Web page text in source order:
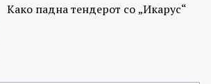
Како падна тендерот со „Икарус“